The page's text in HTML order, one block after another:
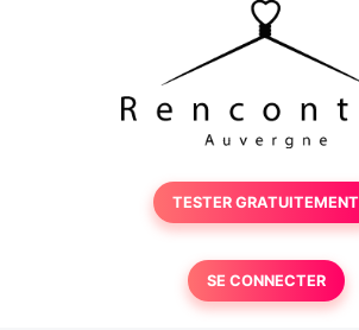
TESTER GRATUITEMENT
SE CONNECTER